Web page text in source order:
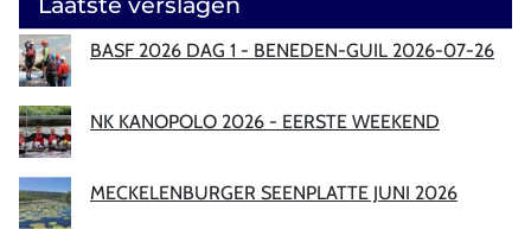
BASF 2026 DAG 1 - BENEDEN-GUIL 2026-07-26
NK KANOPOLO 2026 - EERSTE WEEKEND
MECKELENBURGER SEENPLATTE JUNI 2026